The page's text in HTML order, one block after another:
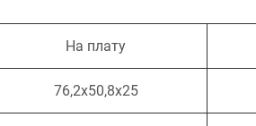
На плату
76,2х50,8х25